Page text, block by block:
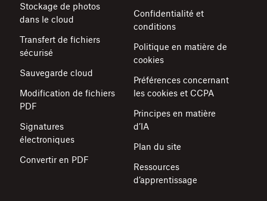
Stockage de photos
dans le cloud
Transfert de fichiers
sécurisé
Sauvegarde cloud
Modification de fichiers
PDF
Signatures
électroniques
Convertir en PDF
Confidentialité et
conditions
Politique en matière de
cookies
Préférences concernant
les cookies et CCPA
Principes en matière
d’IA
Plan du site
Ressources
d’apprentissage